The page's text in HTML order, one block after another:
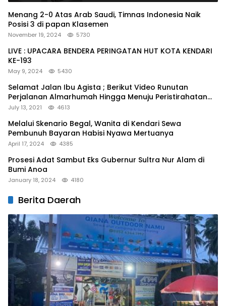
Menang 2-0 Atas Arab Saudi, Timnas Indonesia Naik
Posisi 3 di papan Klasemen
November 19, 2024 5730
LIVE : UPACARA BENDERA PERINGATAN HUT KOTA KENDARI
KE-193
May 9, 2024 5430
Selamat Jalan Ibu Agista ; Berikut Video Runutan
Perjalanan Almarhumah Hingga Menuju Peristirahatan
Terakhir
July 13, 2021 4613
Melalui Skenario Begal, Wanita di Kendari Sewa
Pembunuh Bayaran Habisi Nyawa Mertuanya
April 17, 2024 4385
Prosesi Adat Sambut Eks Gubernur Sultra Nur Alam di
Bumi Anoa
January 18, 2024 4180
Berita Daerah